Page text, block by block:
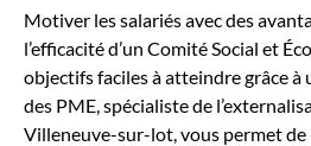
Motiver les salariés avec des
l’efficacité d’un Comité Social et
objectifs faciles à atteindre grâce à
des PME, spécialiste de
Villeneuve-sur-lot, vous permet